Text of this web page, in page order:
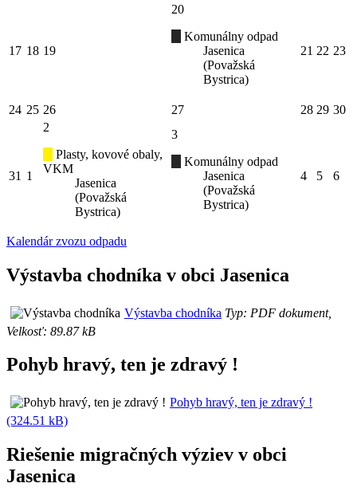
17 18 19
20
Komunálny odpad
Jasenica
(Považská
Bystrica)
21 22 23
24 25 26 27 28 29 30
31 1
2
Plasty, kovové obaly,
VKM
Jasenica
(Považská
Bystrica)
3
Komunálny odpad
Jasenica
(Považská
Bystrica)
4 5 6
Kalendár zvozu odpadu
Výstavba chodníka v obci Jasenica
Výstavba chodníka Typ: PDF dokument,
Velkosť: 89.87 kB
Pohyb hravý, ten je zdravý !
Pohyb hravý, ten je zdravý !
(324.51 kB)
Riešenie migračných výziev v obci
Jasenica